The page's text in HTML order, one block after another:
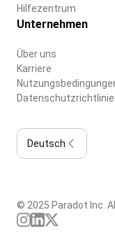
Hilfezentrum
Unternehmen
Über uns
Karriere
Datenschutzrichtlinie
Deutsch
© 2025 Paradot Inc.